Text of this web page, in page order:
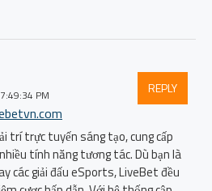
PM REPLY
trí trực tuyến sáng tạo, cung cấp
tính năng tương tác. Dù bạn là
các giải đấu eSports, LiveBet đều